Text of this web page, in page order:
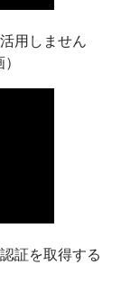
用しません
証を取得する